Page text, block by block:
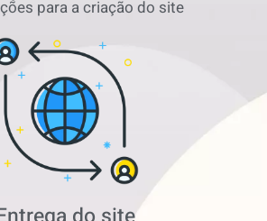
para a criação do site